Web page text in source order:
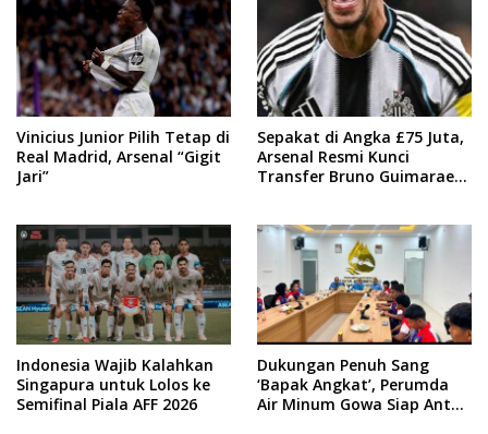
Vinicius Junior Pilih Tetap di
Real Madrid, Arsenal “Gigit
Jari”
Sepakat di Angka £75 Juta,
Arsenal Resmi Kunci
Transfer Bruno Guimaraes
Indonesia Wajib Kalahkan
Singapura untuk Lolos ke
Semifinal Piala AFF 2026
Dukungan Penuh Sang
‘Bapak Angkat’, Perumda
Air Minum Gowa Siap Antar